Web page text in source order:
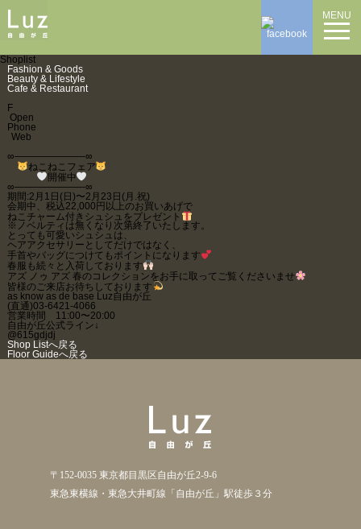
MENU
Shoplist
Fashion & Goods
Beauty & Lifestyle
Cafe & Restaurant
F
Open
Phone
Web
∞———————-∞
ねこねこフェア
開催中
∞———————-∞
期間:2月1日(日)〜2月23日(月.祝)
会期中、税込22,000円以上のお買いあげで
ねこチャーム付きシュシュをプレゼント
※ノベルティは無くなり次第終了いたします。
とっても可愛いシュシュは、
ヘアアクセサリーとしてだけではなく、
手首やバッグにつけてもポイントになります
春服も続々と入荷しております
アズ ノゥ アズ 春のコレクションをお手に取ってご覧くださいませ
皆様のご来店お待ちしております
as know as de base Luz自由が丘
(直通)03-6421-4066
営業時間 11:00〜20:00
自由が丘公式ライン↓
@615gdjdj
Shop Listへ戻る
Floor Guideへ戻る
〒152-0035 東京都目黒区自由が丘2-9-6
東急東横線・東急大井町線「自由が丘」駅徒歩３分